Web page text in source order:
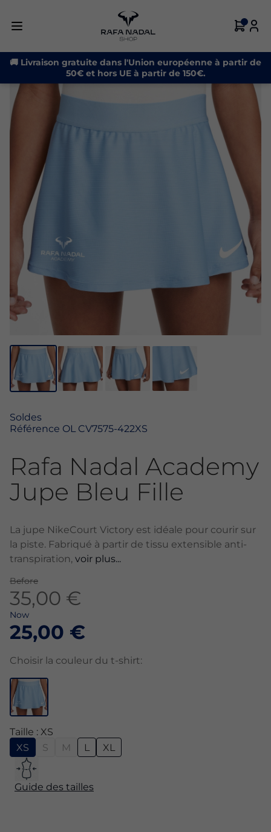
🚚 Livraison gratuite dans l'Union européenne à partir de
50€ et hors UE à partir de 150€.
Soldes
Référence OL CV7575-422XS
Rafa Nadal Academy
Jupe Bleu Fille
La jupe NikeCourt Victory est idéale pour courir sur
la piste. Fabriqué à partir de tissu extensible anti-
transpiration, voir plus...
Before
35,00 €
Now
25,00 €
Choisir la couleur du t-shirt:
Taille : XS
XS
S M L XL
Guide des tailles